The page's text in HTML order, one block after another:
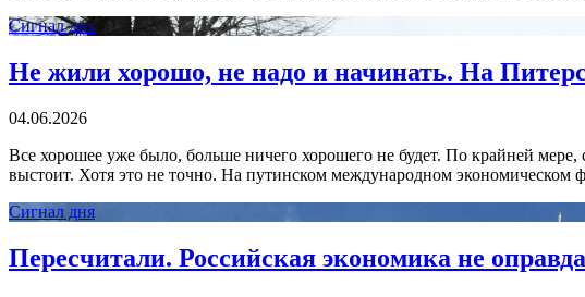
Сигнал дня
Не жили хорошо, не надо и начинать. На
04.06.2026
Все хорошее уже было, больше ничего хорошего не будет. По крайней мере,
выстоит. Хотя это не точно. На путинском международном экономическом
Сигнал дня
Пересчитали. Российская экономика не